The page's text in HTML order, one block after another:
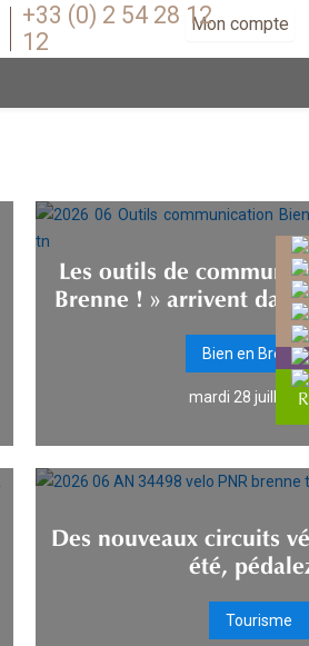
Mon compte
+33 (0) 2 54 28 12
12
Les outils de
Brenne ! » arrivent dans
Bien en
mardi 28 juillet
Des nouveaux circuits
été,
Tourisme